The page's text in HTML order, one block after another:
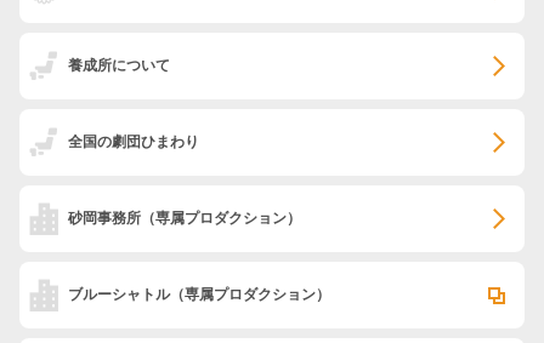
養成所について
全国の劇団ひまわり
砂岡事務所 （専属プロダクション）
ブルーシャトル（専属プロダクション）